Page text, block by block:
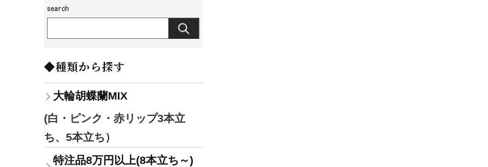
◆種類から探す
大輪胡蝶蘭MIX
(白・ピンク・赤リップ3本立
ち、5本立ち）
特注品8万円以上(8本立ち～)